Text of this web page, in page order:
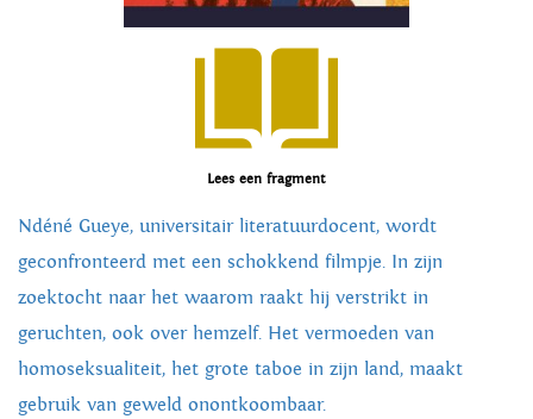
Lees een fragment
Ndéné Gueye, universitair literatuurdocent, wordt
geconfronteerd met een schokkend filmpje. In zijn
zoektocht naar het waarom raakt hij verstrikt in
geruchten, ook over hemzelf. Het vermoeden van
homoseksualiteit, het grote taboe in zijn land, maakt
gebruik van geweld onontkoombaar.